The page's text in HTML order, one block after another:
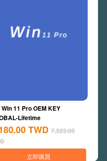
Win 11 Pro OEM KEY
Lifetime
TWD 7,323.00
立即購買